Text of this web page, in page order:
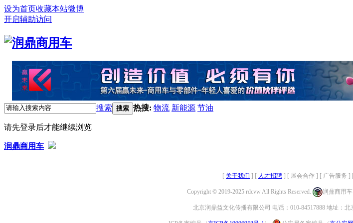
设为首页收藏本站微博
开启辅助访问
搜索 搜索 热搜: 物流 新能源 节油
请先登录后才能继续浏览
润鼎商用车
[ 关于我们 ] [ 人才招聘 ] [ 展会合作 ] [ 广告服务 ]
Copyright © 2019-2025 rdcvw All Rights Reserved. 润鼎商用
北京润鼎益文化传播有限公司 电话：010-84517888 地址：